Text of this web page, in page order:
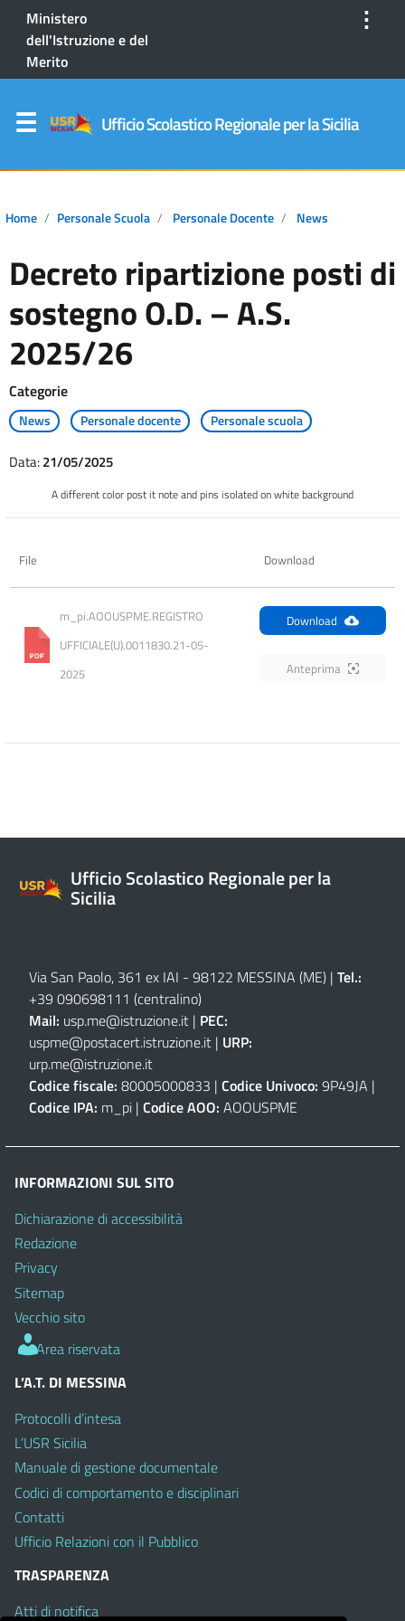
Ministero
dell'Istruzione e del
Merito
⋮
Ufficio Scolastico Regionale per la Sicilia
Home Personale Scuola Personale Docente News
Decreto ripartizione posti di
sostegno O.D. – A.S.
2025/26
Categorie
News Personale docente Personale scuola
Data:21/05/2025
A different color post it note and pins isolated on white background
File Download
m_pi.AOOUSPME.REGISTRO
UFFICIALE(U).0011830.21-05-
2025
Download
Anteprima
Ufficio Scolastico Regionale per la
Sicilia
Via San Paolo, 361 ex IAI - 98122 MESSINA (ME) | Tel.:
+39 090698111 (centralino)
Mail: usp.me@istruzione.it | PEC:
uspme@postacert.istruzione.it | URP:
urp.me@istruzione.it
Codice fiscale: 80005000833 | Codice Univoco: 9P49JA |
Codice IPA: m_pi | Codice AOO: AOOUSPME
INFORMAZIONI SUL SITO
Dichiarazione di accessibilità
Redazione
Privacy
Sitemap
Vecchio sito
Area riservata
L’A.T. DI MESSINA
Protocolli d’intesa
L’USR Sicilia
Manuale di gestione documentale
Codici di comportamento e disciplinari
Contatti
Ufficio Relazioni con il Pubblico
TRASPARENZA
Atti di notifica